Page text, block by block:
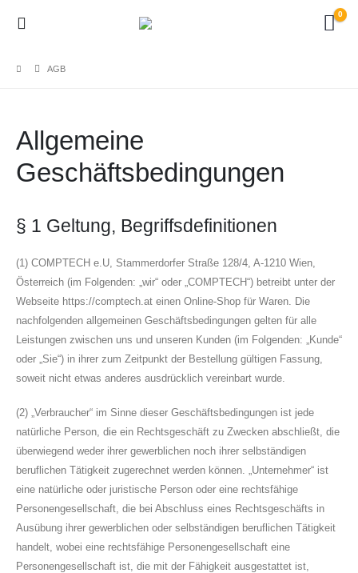
0
AGB
Allgemeine
Geschäftsbedingungen
§ 1 Geltung, Begriffsdefinitionen
(1) COMPTECH e.U, Stammerdorfer Straße 128/4, A-1210 Wien,
Österreich (im Folgenden: „wir“ oder „COMPTECH“) betreibt unter der
Webseite https://comptech.at einen Online-Shop für Waren. Die
nachfolgenden allgemeinen Geschäftsbedingungen gelten für alle
Leistungen zwischen uns und unseren Kunden (im Folgenden: „Kunde“
oder „Sie“) in ihrer zum Zeitpunkt der Bestellung gültigen Fassung,
soweit nicht etwas anderes ausdrücklich vereinbart wurde.
(2) „Verbraucher“ im Sinne dieser Geschäftsbedingungen ist jede
natürliche Person, die ein Rechtsgeschäft zu Zwecken abschließt, die
überwiegend weder ihrer gewerblichen noch ihrer selbständigen
beruflichen Tätigkeit zugerechnet werden können. „Unternehmer“ ist
eine natürliche oder juristische Person oder eine rechtsfähige
Personengesellschaft, die bei Abschluss eines Rechtsgeschäfts in
Ausübung ihrer gewerblichen oder selbständigen beruflichen Tätigkeit
handelt, wobei eine rechtsfähige Personengesellschaft eine
Personengesellschaft ist, die mit der Fähigkeit ausgestattet ist,